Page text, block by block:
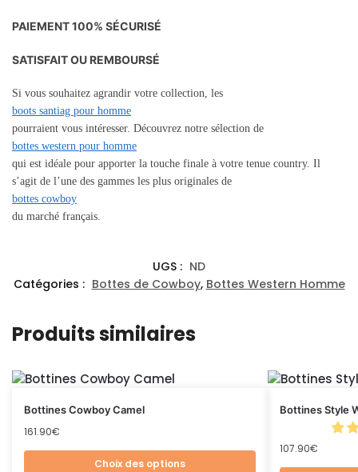
PAIEMENT 100% SÉCURISÉ
SATISFAIT OU REMBOURSÉ
Si vous souhaitez agrandir votre collection, les
boots santiag pour homme
pourraient vous intéresser. Découvrez notre sélection de
bottes western pour homme
qui est idéale pour apporter la touche finale à votre tenue country. Il
s’agit de l’une des gammes les plus originales de
bottes cowboy
du marché français.
UGS : ND
Catégories : Bottes de Cowboy, Bottes Western Homme
Produits similaires
Bottines Cowboy Camel
161.90€
Choix des options
Bottines Style
107.90€